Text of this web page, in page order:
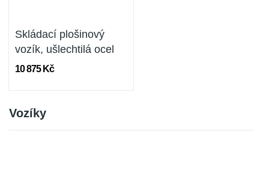
Vozíky
Skládací plošinový
vozík, ušlechtilá ocel
10 875 Kč